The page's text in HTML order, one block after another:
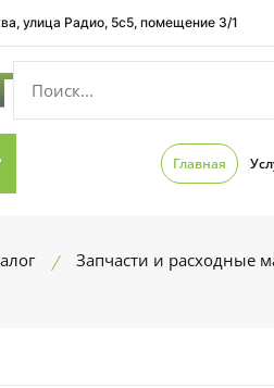
улица Радио, 5с5, помещение 3/1
Главная
Запчасти и расходные